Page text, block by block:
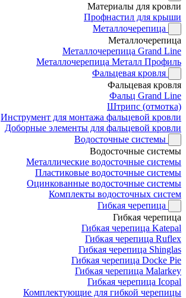
Материалы для кровли
Профнастил для крыши
Металлочерепица
Металлочерепица
Металлочерепица Grand Line
Металлочерепица Металл Профиль
Фальцевая кровля
Фальцевая кровля
Фальц Grand Line
Штрипс (отмотка)
Инструмент для монтажа фальцевой кровли
Доборные элементы для фальцевой кровли
Водосточные системы
Водосточные системы
Металлические водосточные системы
Пластиковые водосточные системы
Оцинкованные водосточные системы
Комплекты водосточных систем
Гибкая черепица
Гибкая черепица
Гибкая черепица Katepal
Гибкая черепица Ruflex
Гибкая черепица Shinglas
Гибкая черепица Docke Pie
Гибкая черепица Malarkey
Гибкая черепица Icopal
Комплектующие для гибкой черепицы